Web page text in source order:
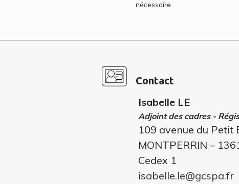
nécessaire.
Contact
Isabelle LE
Adjoint des cadres -
109 avenue du Petit
MONTPERRIN –
Cedex 1
isabelle.le@gcspa.fr